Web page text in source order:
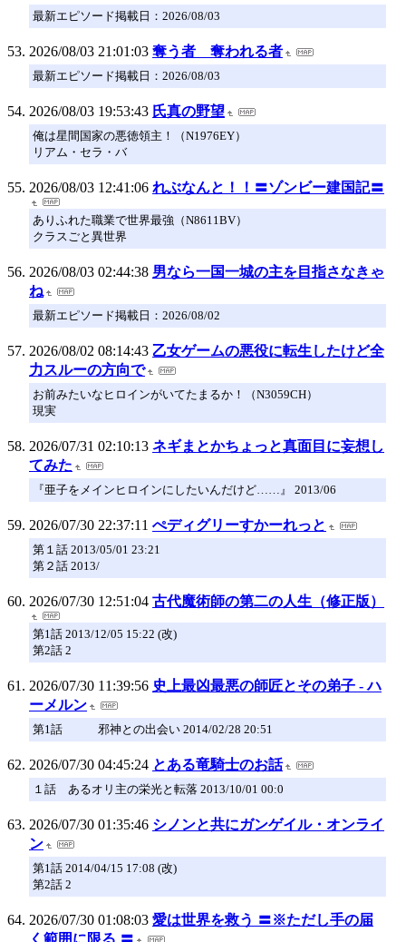
最新エピソード掲載日：2026/08/03
2026/08/03 21:01:03 奪う者 奪われる者
最新エピソード掲載日：2026/08/03
2026/08/03 19:53:43 氏真の野望
俺は星間国家の悪徳領主！（N1976EY）
リアム・セラ・バ
2026/08/03 12:41:06 れぶなんと！！〓ゾンビー建国記〓
ありふれた職業で世界最強（N8611BV）
クラスごと異世界
2026/08/03 02:44:38 男なら一国一城の主を目指さなきゃ
ね
最新エピソード掲載日：2026/08/02
2026/08/02 08:14:43 乙女ゲームの悪役に転生したけど全
力スルーの方向で
お前みたいなヒロインがいてたまるか！（N3059CH）
現実
2026/07/31 02:10:13 ネギまとかちょっと真面目に妄想し
てみた
『亜子をメインヒロインにしたいんだけど……』 2013/06
2026/07/30 22:37:11 ぺディグリーすかーれっと
第１話 2013/05/01 23:21
第２話 2013/
2026/07/30 12:51:04 古代魔術師の第二の人生（修正版）
第1話 2013/12/05 15:22 (改)
第2話 2
2026/07/30 11:39:56 史上最凶最悪の師匠とその弟子 - ハ
ーメルン
第1話 邪神との出会い 2014/02/28 20:51
2026/07/30 04:45:24 とある竜騎士のお話
１話 あるオリ主の栄光と転落 2013/10/01 00:0
2026/07/30 01:35:46 シノンと共にガンゲイル・オンライ
ン
第1話 2014/04/15 17:08 (改)
第2話 2
2026/07/30 01:08:03 愛は世界を救う 〓※ただし手の届
く範囲に限る 〓